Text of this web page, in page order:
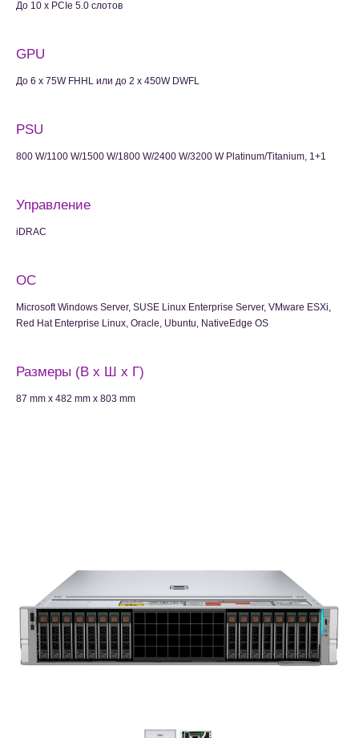
До 10 x PCIe 5.0 слотов
GPU
До 6 x 75W FHHL или до 2 x 450W DWFL
PSU
800 W/1100 W/1500 W/1800 W/2400 W/3200 W Platinum/Titanium, 1+1
Управление
iDRAC
ОС
Microsoft Windows Server, SUSE Linux Enterprise Server, VMware ESXi,
Red Hat Enterprise Linux, Oracle, Ubuntu, NativeEdge OS
Размеры (В x Ш x Г)
87 mm x 482 mm x 803 mm